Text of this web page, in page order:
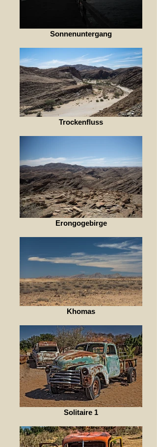
Sonnenuntergang
Trockenfluss
Erongogebirge
Khomas
Solitaire 1